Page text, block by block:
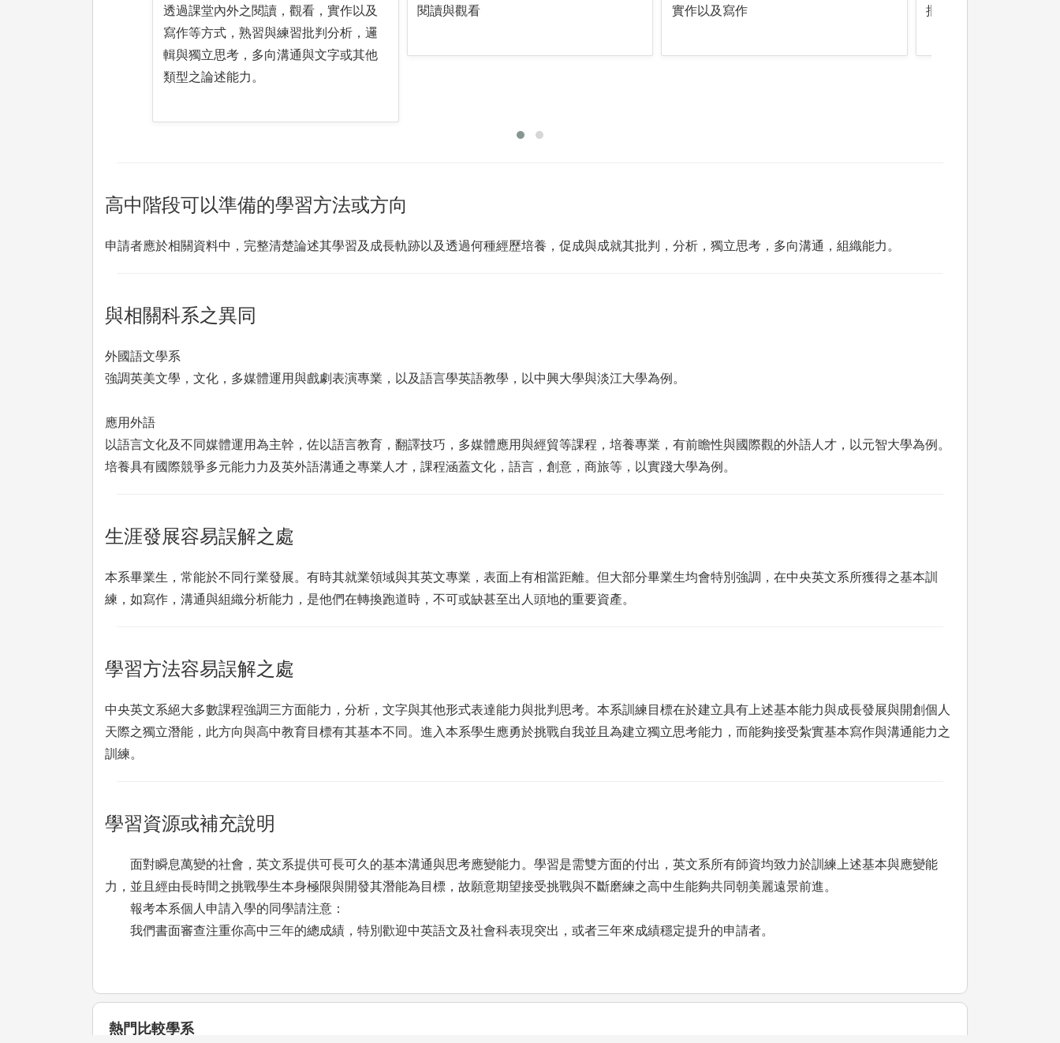
透過課堂內外之閱讀，觀看，實作以及
寫作等方式，熟習與練習批判分析，邏
輯與獨立思考，多向溝通與文字或其他
類型之論述能力。
閱讀與觀看 實作以及寫作 批判分析，邏輯，思考
高中階段可以準備的學習方法或方向
申請者應於相關資料中，完整清楚論述其學習及成長軌跡以及透過何種經歷培養，促成與成就其批判，分析，獨立思考，多向溝通，組織能力。
與相關科系之異同
外國語文學系
強調英美文學，文化，多媒體運用與戲劇表演專業，以及語言學英語教學，以中興大學與淡江大學為例。
應用外語
以語言文化及不同媒體運用為主幹，佐以語言教育，翻譯技巧，多媒體應用與經貿等課程，培養專業，有前瞻性與國際觀的外語人才，以元智大學為例。
培養具有國際競爭多元能力力及英外語溝通之專業人才，課程涵蓋文化，語言，創意，商旅等，以實踐大學為例。
生涯發展容易誤解之處
本系畢業生，常能於不同行業發展。有時其就業領域與其英文專業，表面上有相當距離。但大部分畢業生均會特別強調，在中央英文系所獲得之基本訓
練，如寫作，溝通與組織分析能力，是他們在轉換跑道時，不可或缺甚至出人頭地的重要資產。
學習方法容易誤解之處
中央英文系絕大多數課程強調三方面能力，分析，文字與其他形式表達能力與批判思考。本系訓練目標在於建立具有上述基本能力與成長發展與開創個人
天際之獨立潛能，此方向與高中教育目標有其基本不同。進入本系學生應勇於挑戰自我並且為建立獨立思考能力，而能夠接受紮實基本寫作與溝通能力之
訓練。
學習資源或補充說明
面對瞬息萬變的社會，英文系提供可長可久的基本溝通與思考應變能力。學習是需雙方面的付出，英文系所有師資均致力於訓練上述基本與應變能
力，並且經由長時間之挑戰學生本身極限與開發其潛能為目標，故願意期望接受挑戰與不斷磨練之高中生能夠共同朝美麗遠景前進。
報考本系個人申請入學的同學請注意：
我們書面審查注重你高中三年的總成績，特別歡迎中英語文及社會科表現突出，或者三年來成績穩定提升的申請者。
熱門比較學系